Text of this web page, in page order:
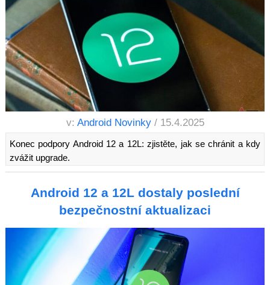
v: Android Novinky / 15.4.2025
Konec podpory Android 12 a 12L: zjistěte, jak se chránit a kdy
zvážit upgrade.
Android 12 a 12L dostaly poslední
bezpečnostní aktualizaci